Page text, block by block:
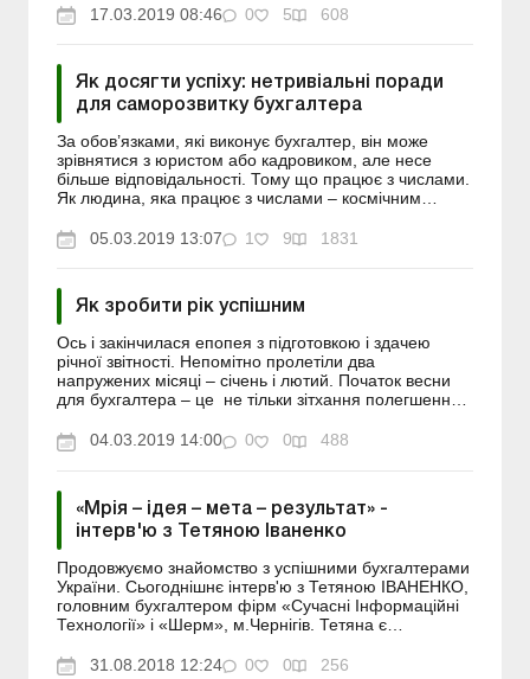
в...
17.03.2019 08:46 0 5 608
Як досягти успіху: нетривіальні поради
для саморозвитку бухгалтера
За обов’язками, які виконує бухгалтер, він може
зрівнятися з юристом або кадровиком, але несе
більше відповідальності. Тому що працює з числами.
Як людина, яка працює з числами – космічним
05.03.2019 13:07
1 9 1831
Як зробити рік успішним
Ось і закінчилася епопея з підготовкою і здачею
річної звітності. Непомітно пролетіли два
напружених місяці – січень і лютий. Початок весни
для бухгалтера – це не тільки зітхання полегшення,
04.03.2019 14:00
0 0 488
«Мрія – ідея – мета – результат» -
інтерв'ю з Тетяною Іваненко
Продовжуємо знайомство з успішними бухгалтерами
України. Сьогоднішнє інтерв'ю з Тетяною ІВАНЕНКО,
головним бухгалтером фірм «Сучасні Інформаційні
Технології» і «Шерм», м.Чернігів. Тетяна є
31.08.2018 12:24
0 0 256